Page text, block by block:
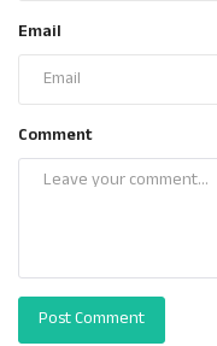
Email
Comment
Post Comment